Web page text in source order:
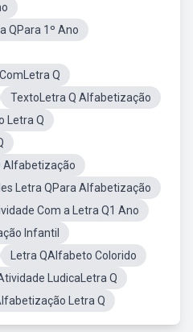
QPara 1º Ano
Q
TextoLetra Q Alfabetização
Letra Q
Alfabetização
Letra QPara Alfabetização
Com a Letra Q1 Ano
Infantil
Letra QAlfabeto Colorido
LudicaLetra Q
Letra Q